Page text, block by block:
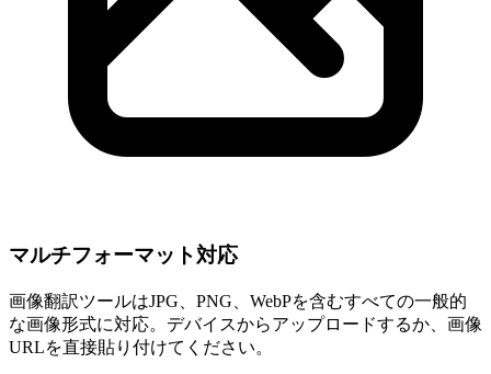
マルチフォーマット対応
画像翻訳ツールはJPG、PNG、WebPを含むすべての一般的
な画像形式に対応。デバイスからアップロードするか、画像
URLを直接貼り付けてください。